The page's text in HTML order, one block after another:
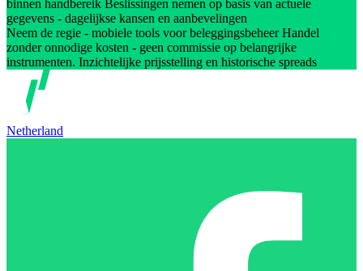
binnen handbereik Beslissingen nemen op basis van actuele
gegevens - dagelijkse kansen en aanbevelingen
Neem de regie - mobiele tools voor beleggingsbeheer Handel
zonder onnodige kosten - geen commissie op belangrijke
instrumenten. Inzichtelijke prijsstelling en historische spreads
Netherland